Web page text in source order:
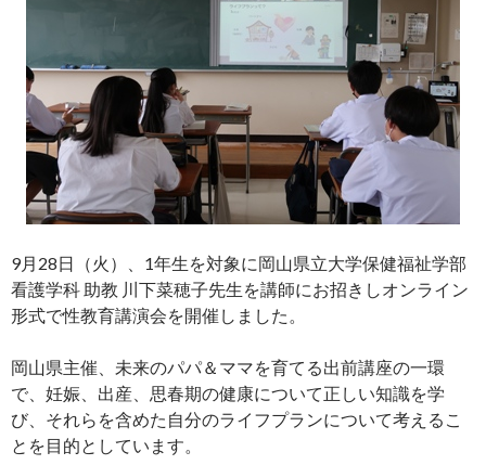
9月28日（火）、1年生を対象に岡山県立大学保健福祉学部
看護学科 助教 川下菜穂子先生を講師にお招きしオンライン
形式で性教育講演会を開催しました。
岡山県主催、未来のパパ＆ママを育てる出前講座の一環
で、妊娠、出産、思春期の健康について正しい知識を学
び、それらを含めた自分のライフプランについて考えるこ
とを目的としています。